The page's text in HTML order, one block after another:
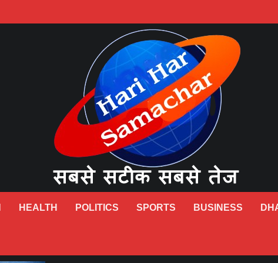
HEALTH POLITICS SPORTS BUSINESS